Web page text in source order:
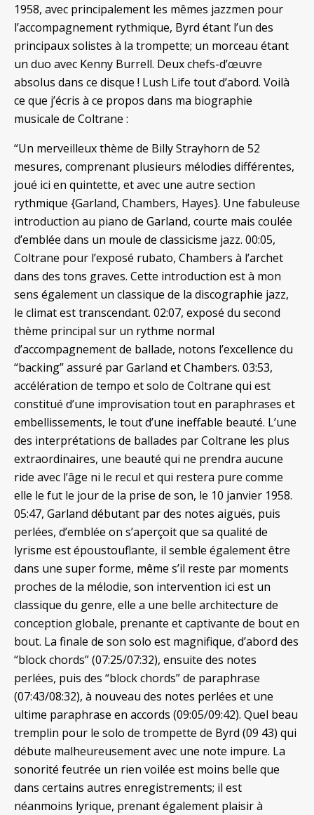
1958, avec principalement les mêmes jazzmen pour
l’accompagnement rythmique, Byrd étant l’un des
principaux solistes à la trompette; un morceau étant
un duo avec Kenny Burrell. Deux chefs-d’œuvre
absolus dans ce disque ! Lush Life tout d’abord. Voilà
ce que j’écris à ce propos dans ma biographie
musicale de Coltrane :
“Un merveilleux thème de Billy Strayhorn de 52
mesures, comprenant plusieurs mélodies différentes,
joué ici en quintette, et avec une autre section
rythmique {Garland, Chambers, Hayes}. Une fabuleuse
introduction au piano de Garland, courte mais coulée
d’emblée dans un moule de classicisme jazz. 00:05,
Coltrane pour l’exposé rubato, Chambers à l’archet
dans des tons graves. Cette introduction est à mon
sens également un classique de la discographie jazz,
le climat est transcendant. 02:07, exposé du second
thème principal sur un rythme normal
d’accompagnement de ballade, notons l’excellence du
“backing” assuré par Garland et Chambers. 03:53,
accélération de tempo et solo de Coltrane qui est
constitué d’une improvisation tout en paraphrases et
embellissements, le tout d’une ineffable beauté. L’une
des interprétations de ballades par Coltrane les plus
extraordinaires, une beauté qui ne prendra aucune
ride avec l’âge ni le recul et qui restera pure comme
elle le fut le jour de la prise de son, le 10 janvier 1958.
05:47, Garland débutant par des notes aiguës, puis
perlées, d’emblée on s’aperçoit que sa qualité de
lyrisme est époustouflante, il semble également être
dans une super forme, même s’il reste par moments
proches de la mélodie, son intervention ici est un
classique du genre, elle a une belle architecture de
conception globale, prenante et captivante de bout en
bout. La finale de son solo est magnifique, d’abord des
“block chords” (07:25/07:32), ensuite des notes
perlées, puis des “block chords” de paraphrase
(07:43/08:32), à nouveau des notes perlées et une
ultime paraphrase en accords (09:05/09:42). Quel beau
tremplin pour le solo de trompette de Byrd (09 43) qui
débute malheureusement avec une note impure. La
sonorité feutrée un rien voilée est moins belle que
dans certains autres enregistrements; il est
néanmoins lyrique, prenant également plaisir à